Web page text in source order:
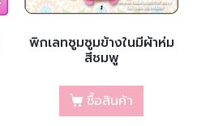
พิกเลทซูมซูมข้างในมีผ้าห่ม
สีชมพู
ซื้อสินค้า